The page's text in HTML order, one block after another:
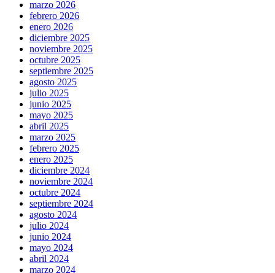
marzo 2026
febrero 2026
enero 2026
diciembre 2025
noviembre 2025
octubre 2025
septiembre 2025
agosto 2025
julio 2025
junio 2025
mayo 2025
abril 2025
marzo 2025
febrero 2025
enero 2025
diciembre 2024
noviembre 2024
octubre 2024
septiembre 2024
agosto 2024
julio 2024
junio 2024
mayo 2024
abril 2024
marzo 2024